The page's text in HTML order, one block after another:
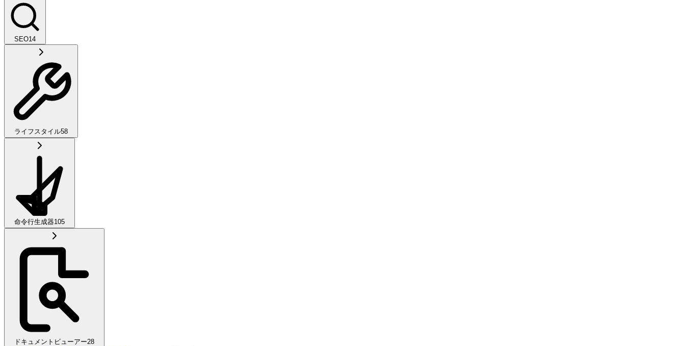
SEO14
ライフスタイル58
命令行生成器105
ドキュメントビューアー28